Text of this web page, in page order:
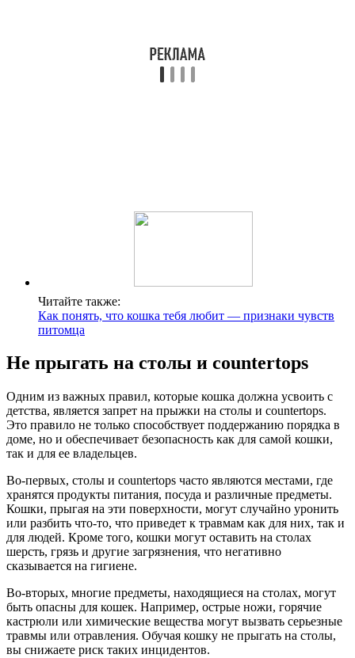
Читайте также:
Как понять, что кошка тебя любит — признаки чувств
питомца
Не прыгать на столы и countertops
Одним из важных правил, которые кошка должна усвоить с
детства, является запрет на прыжки на столы и countertops.
Это правило не только способствует поддержанию порядка в
доме, но и обеспечивает безопасность как для самой кошки,
так и для ее владельцев.
Во-первых, столы и countertops часто являются местами, где
хранятся продукты питания, посуда и различные предметы.
Кошки, прыгая на эти поверхности, могут случайно уронить
или разбить что-то, что приведет к травмам как для них, так и
для людей. Кроме того, кошки могут оставить на столах
шерсть, грязь и другие загрязнения, что негативно
сказывается на гигиене.
Во-вторых, многие предметы, находящиеся на столах, могут
быть опасны для кошек. Например, острые ножи, горячие
кастрюли или химические вещества могут вызвать серьезные
травмы или отравления. Обучая кошку не прыгать на столы,
вы снижаете риск таких инцидентов.